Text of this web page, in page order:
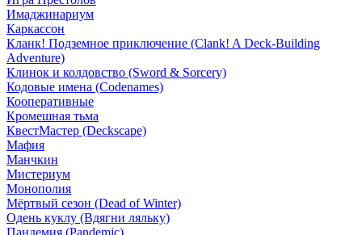
Имаджинариум
Каркассон
Кланк! Подземное приключение (Clank! A Deck-Building
Adventure)
Клинок и колдовство (Sword & Sorcery)
Кодовые имена (Codenames)
Кооперативные
Кромешная тьма
КвестМастер (Deckscape)
Мафия
Манчкин
Мистериум
Монополия
Мёртвый сезон (Dead of Winter)
Одень куклу (Вдягни ляльку)
Пандемия (Pandemic)